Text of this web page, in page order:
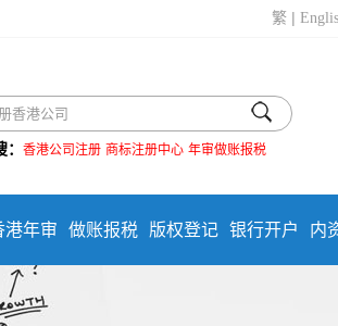
繁 |
香港公司注册 商标注册中心 年审做账报税
港年审 做账报税 版权登记 银行开户 内